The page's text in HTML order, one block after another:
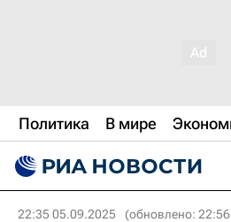
Политика В мире
22:35 05.09.2025 (обновлено: